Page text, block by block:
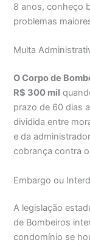
8 anos, conheço
problemas
Multa
O Corpo de
R$ 300 mil
prazo de 60 dias
dividida entre
e da
cobrança contra
Embargo ou
A legislação
de Bombeiros
condomínio se